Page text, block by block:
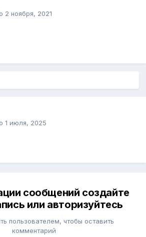
2 ноября, 2021
1 июля, 2025
сообщений создайте
или авторизуйтесь
пользователем, чтобы оставить
комментарий